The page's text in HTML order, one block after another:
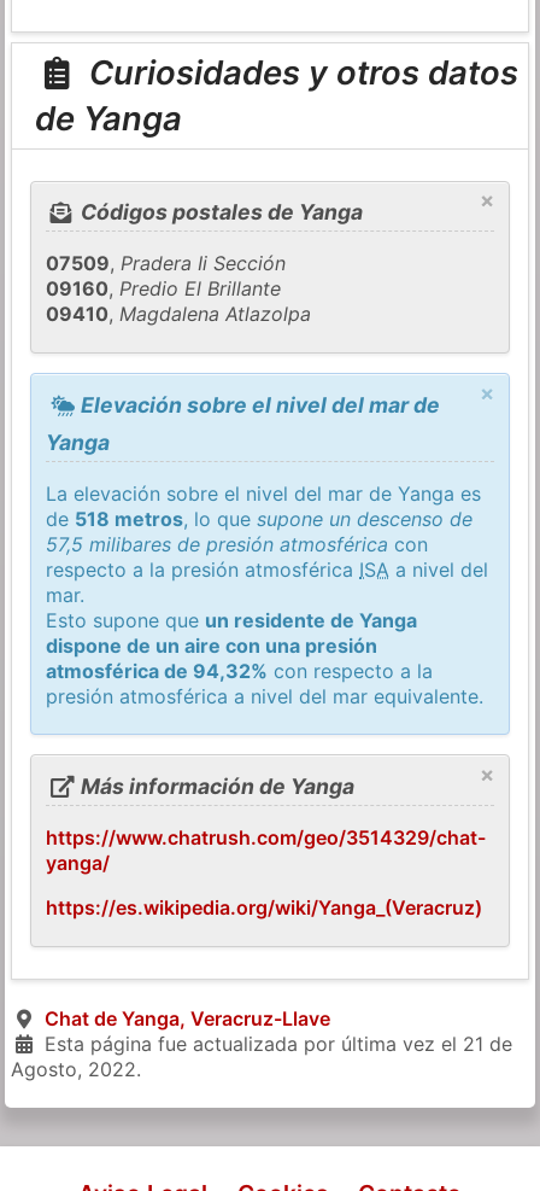
Curiosidades y otros datos
de Yanga
×
Códigos postales de Yanga
07509,Pradera Ii Sección
09160,Predio El Brillante
09410,Magdalena Atlazolpa
×
Elevación sobre el nivel del mar de
Yanga
La elevación sobre el nivel del mar de Yanga es
de 518 metros, lo quesupone un descenso de
57,5 milibares de presión atmosférica con
respecto a la presión atmosférica ISA a nivel del
mar.
Esto supone que un residente de Yanga
dispone de un aire con una presión
atmosférica de 94,32% con respecto a la
presión atmosférica a nivel del mar equivalente.
×
Más información de Yanga
https://www.chatrush.com/geo/3514329/chat-
yanga/
https://es.wikipedia.org/wiki/Yanga_(Veracruz)
Chat de Yanga, Veracruz-Llave
Esta página fue actualizada por última vez el 21 de
Agosto, 2022.